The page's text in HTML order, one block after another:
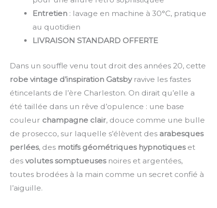
Entretien: lavage en machine à 30°C, pratique
au quotidien
LIVRAISON STANDARD OFFERTE
Dans un souffle venu tout droit des années 20, cette
robe vintage d’inspiration Gatsbyravive les fastes
étincelants de l’ère Charleston. On dirait qu’elle a
été taillée dans un rêve d’opulence : une base
couleur champagne clair, douce comme une bulle
de prosecco, sur laquelle s’élèvent des arabesques
perlées, des motifs géométriques hypnotiqueset
des volutes somptueusesnoires et argentées,
toutes brodées à la main comme un secret confié à
l’aiguille.